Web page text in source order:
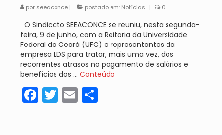
por seeaconce | postado em: Notícias | 0
O Sindicato SEEACONCE se reuniu, nesta segunda-
feira, 9 de junho, com a Reitoria da Universidade
Federal do Ceará (UFC) e representantes da
empresa LDS para tratar, mais uma vez, dos
recorrentes atrasos no pagamento de salários e
benefícios dos … Conteúdo
Facebook
Twitter
Email